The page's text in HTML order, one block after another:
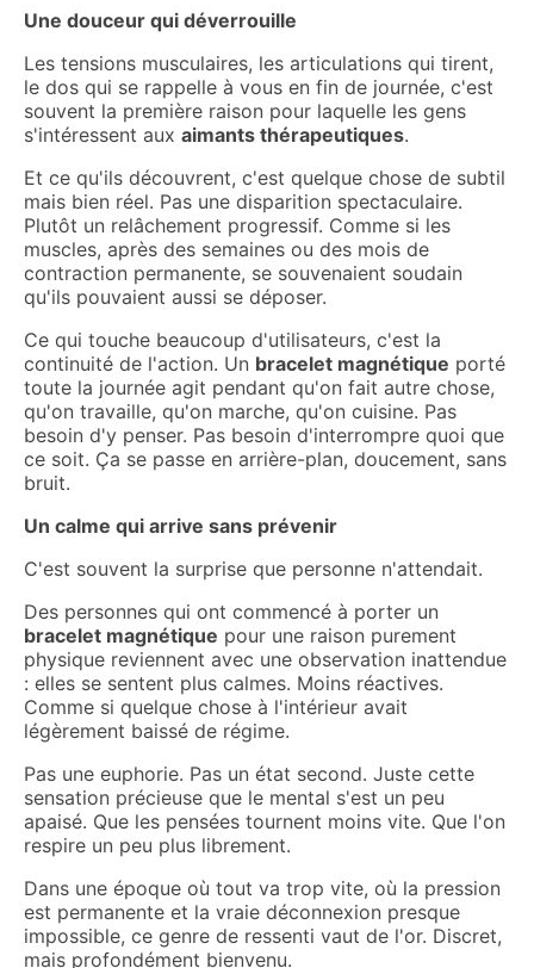
Une douceur qui déverrouille
Les tensions musculaires, les articulations qui tirent,
le dos qui se rappelle à vous en fin de journée, c'est
souvent la première raison pour laquelle les gens
s'intéressent aux aimants thérapeutiques.
Et ce qu'ils découvrent, c'est quelque chose de subtil
mais bien réel. Pas une disparition spectaculaire.
Plutôt un relâchement progressif. Comme si les
muscles, après des semaines ou des mois de
contraction permanente, se souvenaient soudain
qu'ils pouvaient aussi se déposer.
Ce qui touche beaucoup d'utilisateurs, c'est la
continuité de l'action. Un bracelet magnétique porté
toute la journée agit pendant qu'on fait autre chose,
qu'on travaille, qu'on marche, qu'on cuisine. Pas
besoin d'y penser. Pas besoin d'interrompre quoi que
ce soit. Ça se passe en arrière-plan, doucement, sans
bruit.
Un calme qui arrive sans prévenir
C'est souvent la surprise que personne n'attendait.
Des personnes qui ont commencé à porter un
bracelet magnétique pour une raison purement
physique reviennent avec une observation inattendue
: elles se sentent plus calmes. Moins réactives.
Comme si quelque chose à l'intérieur avait
légèrement baissé de régime.
Pas une euphorie. Pas un état second. Juste cette
sensation précieuse que le mental s'est un peu
apaisé. Que les pensées tournent moins vite. Que l'on
respire un peu plus librement.
Dans une époque où tout va trop vite, où la pression
est permanente et la vraie déconnexion presque
impossible, ce genre de ressenti vaut de l'or. Discret,
mais profondément bienvenu.